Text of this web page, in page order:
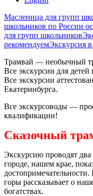
Масленица для групп
школьников по России
для групп школьников
рекомендуемЭкскурсия
Трамвай — необычный
Все экскурсии для детей
Все экскурсии
Екатеринбурга.
Все экскурсоводы —
квалификации!
Сказочный
Экскурсию проводят два
городе, нашем крае,
горы рассказывает о
богатствах.